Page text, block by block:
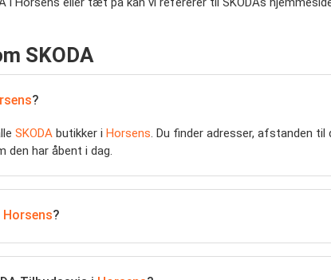
SKODA
?
SKODA butikker i Horsens. Du finder adresser, afstanden
den har åbent i dag.
Horsens?